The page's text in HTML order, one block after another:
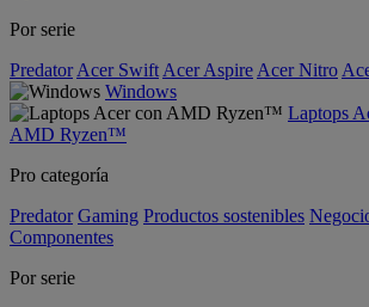
Por serie
Predator Acer Swift Acer Aspire Acer Nitro
Windows
Laptops
AMD Ryzen™
Pro categoría
Predator Gaming Productos sostenibles
Componentes
Por serie